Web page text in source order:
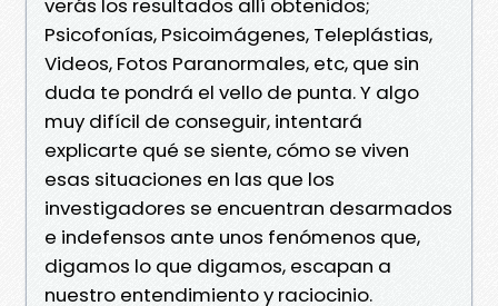
verás los resultados allí obtenidos;
Psicofonías, Psicoimágenes, Teleplástias,
Videos, Fotos Paranormales, etc, que sin
duda te pondrá el vello de punta. Y algo
muy difícil de conseguir, intentará
explicarte qué se siente, cómo se viven
esas situaciones en las que los
investigadores se encuentran desarmados
e indefensos ante unos fenómenos que,
digamos lo que digamos, escapan a
nuestro entendimiento y raciocinio.